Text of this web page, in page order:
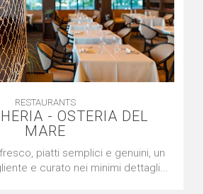
RESTAURANTS
- OSTERIA DEL
MARE
piatti semplici e genuini, un
e curato nei minimi dettagli...